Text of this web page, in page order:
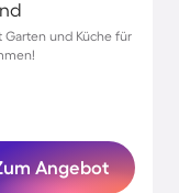
und Küche für
Angebot